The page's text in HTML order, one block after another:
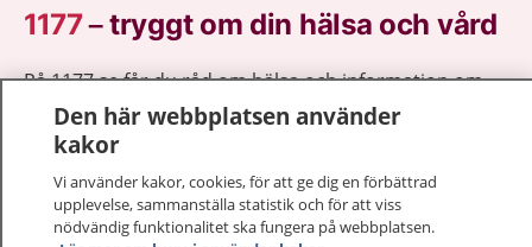
1177–tryggt om din hälsa och vård
På 1177.se får du råd om hälsa och information om
sjukdomar och vilka mottagningar du kan kontakta.
Logga in för att läsa din journal och göra dina
sjukvårdsrådgivning dygnet runt.
1177 ger dig råd när du vill må bättre.
Den här webbplatsen använder
kakor
Vi använder kakor, cookies, för att ge dig en förbättrad
upplevelse, sammanställa statistik och för att viss
nödvändig funktionalitet ska fungera på webbplatsen.